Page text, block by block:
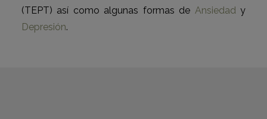
(TEPT) así como algunas formas de Ansiedady
Depresión.